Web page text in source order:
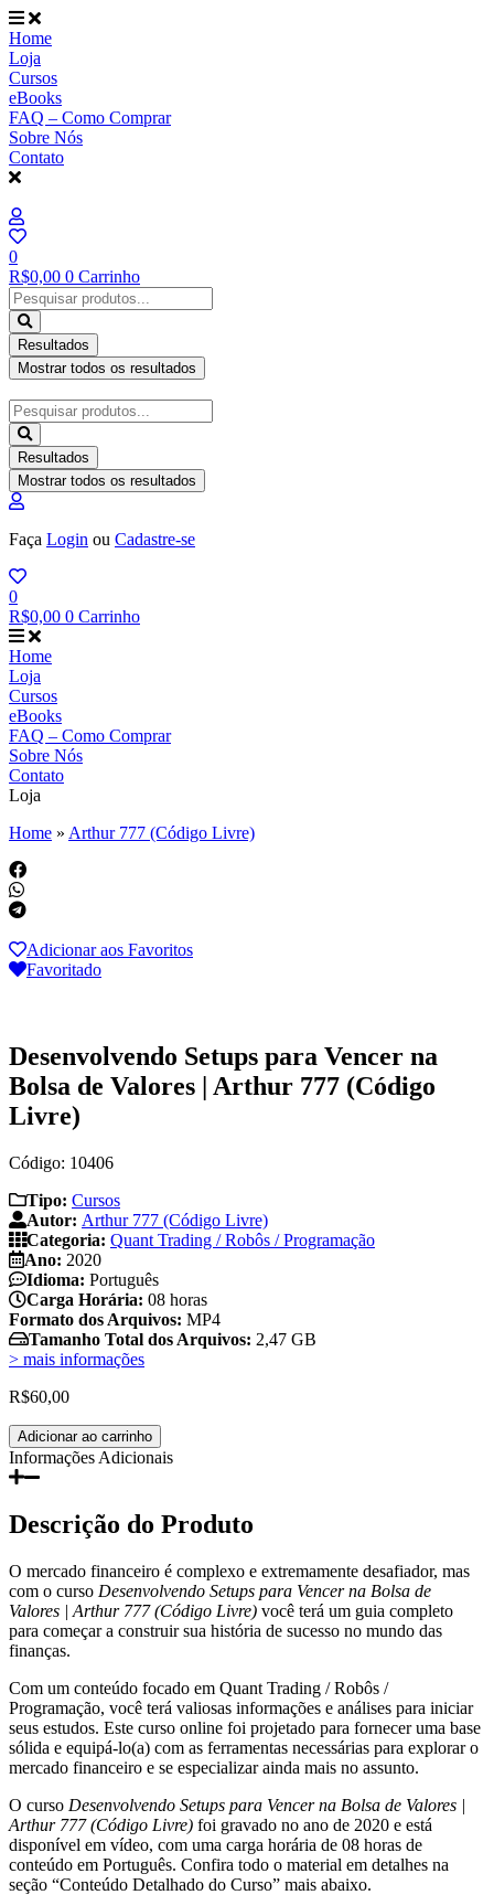
Ir
para
o
conteúdo
Home
Loja
Cursos
eBooks
FAQ – Como Comprar
Sobre Nós
Contato
0
R$0,00 0 Carrinho
Pesquisar
...
Resultados
Mostrar todos os resultados
Pesquisar
...
Resultados
Mostrar todos os resultados
Faça Login ou Cadastre-se
0
R$0,00 0 Carrinho
Home
Loja
Cursos
eBooks
FAQ – Como Comprar
Sobre Nós
Contato
Loja
Home » Arthur 777 (Código Livre)
Adicionar aos Favoritos
Favoritado
Desenvolvendo Setups para Vencer na
Bolsa de Valores | Arthur 777 (Código
Livre)
Código: 10406
Tipo: Cursos
Autor: Arthur 777 (Código Livre)
Categoria: Quant Trading / Robôs / Programação
Ano: 2020
Idioma: Português
Carga Horária: 08 horas
Formato dos Arquivos: MP4
Tamanho Total dos Arquivos: 2,47 GB
> mais informações
R$60,00
Desenvolvendo
Setups
para
na
Bolsa
Valores
|
Arthur
777
(Código
quantidade
Adicionar ao carrinho
Informações Adicionais
Descrição do Produto
O mercado financeiro é complexo e extremamente desafiador, mas
com o curso Desenvolvendo Setups para Vencer na Bolsa de
Valores | Arthur 777 (Código Livre) você terá um guia completo
para começar a construir sua história de sucesso no mundo das
finanças.
Com um conteúdo focado em Quant Trading / Robôs /
Programação, você terá valiosas informações e análises para iniciar
seus estudos. Este curso online foi projetado para fornecer uma base
sólida e equipá-lo(a) com as ferramentas necessárias para explorar o
mercado financeiro e se especializar ainda mais no assunto.
O curso Desenvolvendo Setups para Vencer na Bolsa de Valores |
Arthur 777 (Código Livre) foi gravado no ano de 2020 e está
disponível em vídeo, com uma carga horária de 08 horas de
conteúdo em Português. Confira todo o material em detalhes na
seção “Conteúdo Detalhado do Curso” mais abaixo.